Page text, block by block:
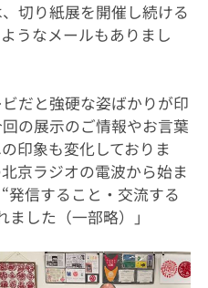
切り紙展を開催し続ける
うなメールもありまし
だと強硬な姿ばかりが印
の展示のご情報やお言葉
印象も変化しておりま
京ラジオの電波から始ま
発信すること・交流する
した（一部略）」